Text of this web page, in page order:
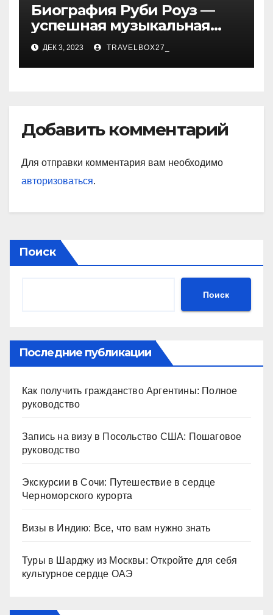
Биография Руби Роуз —
успешная музыкальная
карьера, личная жизнь и
знаковые достижения
ДЕК 3, 2023 TRAVELBOX27_
Добавить комментарий
Для отправки комментария вам необходимо
авторизоваться.
Поиск
Поиск
Последние публикации
Как получить гражданство Аргентины: Полное
руководство
Запись на визу в Посольство США: Пошаговое
руководство
Экскурсии в Сочи: Путешествие в сердце
Черноморского курорта
Визы в Индию: Все, что вам нужно знать
Туры в Шарджу из Москвы: Откройте для себя
культурное сердце ОАЭ